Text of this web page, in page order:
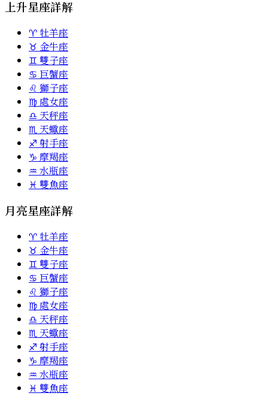
上升星座詳解
♈ 牡羊座
♉ 金牛座
♊ 雙子座
♋ 巨蟹座
♌ 獅子座
♍ 處女座
♎ 天秤座
♏ 天蠍座
♐ 射手座
♑ 摩羯座
♒ 水瓶座
♓ 雙魚座
月亮星座詳解
♈ 牡羊座
♉ 金牛座
♊ 雙子座
♋ 巨蟹座
♌ 獅子座
♍ 處女座
♎ 天秤座
♏ 天蠍座
♐ 射手座
♑ 摩羯座
♒ 水瓶座
♓ 雙魚座